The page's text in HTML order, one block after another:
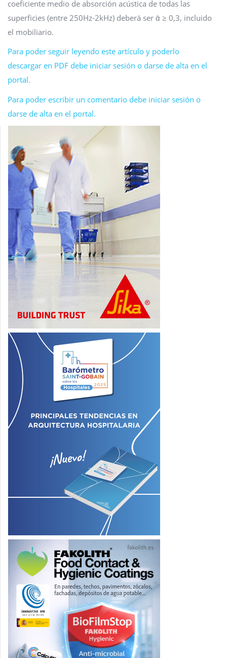
coeficiente medio de absorción acústica de todas las
superficies (entre 250Hz-2kHz) deberá ser ᾱ ≥ 0,3, incluido
el mobiliario.
Para poder seguir leyendo este artículo y poderlo
descargar en PDF debe iniciar sesión o darse de alta en el
portal.
Para poder escribir un comentario debe iniciar sesión o
darse de alta en el portal.